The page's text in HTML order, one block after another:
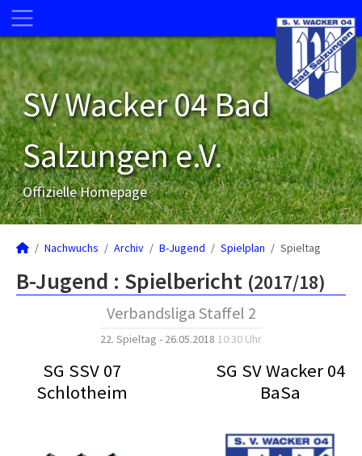
SV Wacker 04 Bad
Salzungen e.V.
Offizielle Homepage
Nachwuchs Archiv B-Jugend Spielplan Spieltag
B-Jugend : Spielbericht (2017/18)
Verbandsliga Staffel 2
22. Spieltag - 26.05.2018 10:30 Uhr
SG SSV 07
Schlotheim
SG SV Wacker 04
BaSa